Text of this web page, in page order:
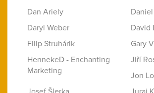
Dan Ariely
Daryl Weber
David
Filip Struhárik
Gary
HennekeD - Enchanting
Marketing
Jiří
Jon